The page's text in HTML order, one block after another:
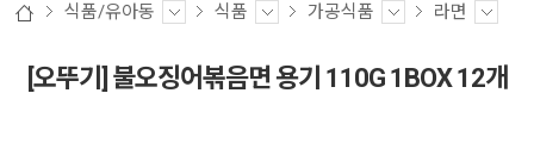
식품/유아동 식품 가공식품 라면
[오뚜기] 불오징어볶음면 용기 110G 1BOX 12개